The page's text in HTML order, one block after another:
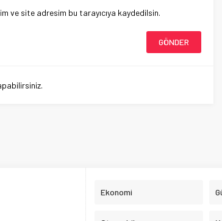
ve site adresim bu tarayıcıya kaydedilsin.
Ekonomi